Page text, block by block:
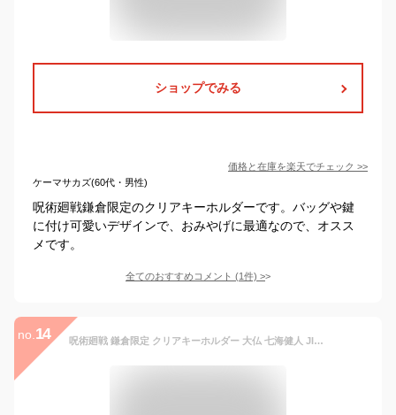
ショップでみる
価格と在庫を楽天でチェック >>
ケーマサカズ(60代・男性)
呪術廻戦鎌倉限定のクリアキーホルダーです。バッグや鍵
に付け可愛いデザインで、おみやげに最適なので、オスス
メです。
全てのおすすめコメント (1件) >
no. 14 呪術廻戦 鎌倉限定 クリアキーホルダー 大仏 七海健人 JIK 19999呪術廻戦/じゅじゅつかいせん/テレビアニメ/漫画/映画/ご当地/シリーズ/コラボ/限定/キーホルダー/アクセサリー【アウトレット】